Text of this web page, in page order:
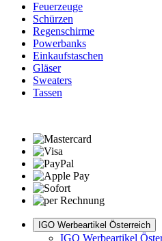
Feuerzeuge
Schürzen
Regenschirme
Powerbanks
Einkaufstaschen
Gläser
Sweaters
Tassen
IGO Werbeartikel Österreich
IGO Werbeartikel